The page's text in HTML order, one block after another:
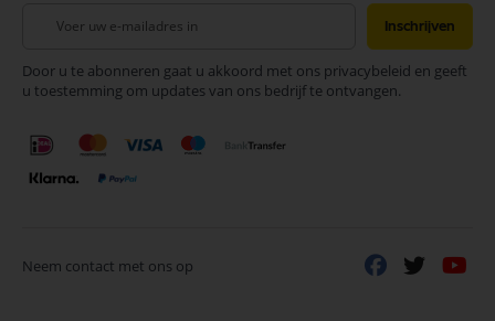
onze
nieuwsbrief
Inschrijven
Door u te abonneren gaat u akkoord met ons privacybeleid en geeft
u toestemming om updates van ons bedrijf te ontvangen.
Neem contact met ons op